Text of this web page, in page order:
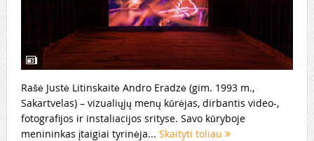
Rašė Justė Litinskaitė Andro Eradzė (gim. 1993 m.,
Sakartvelas) – vizualiųjų menų kūrėjas, dirbantis video-,
fotografijos ir instaliacijos srityse. Savo kūryboje
menininkas įtaigiai tyrinėja... Skaityti toliau